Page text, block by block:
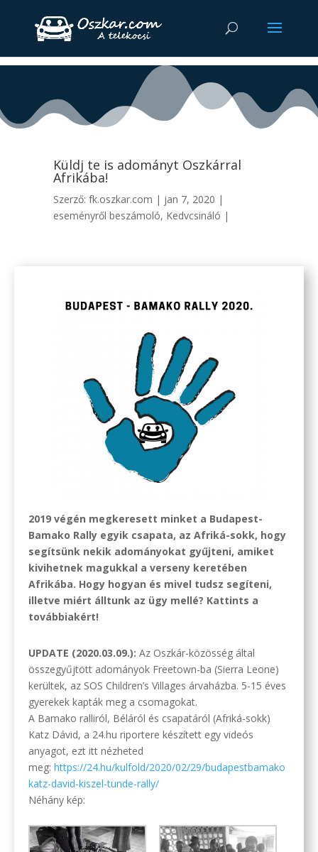
Küldj te is adományt Oszkárral
Afrikába!
Szerző: fk.oszkar.com | jan 7, 2020 |
eseményről beszámoló, Kedvcsináló |
2019 végén megkeresett minket a Budapest-
Bamako Rally egyik csapata, az Afriká-sokk, hogy
segítsünk nekik adományokat gyűjteni, amiket
kivihetnek magukkal a verseny keretében
Afrikába. Hogy hogyan és mivel tudsz segíteni,
illetve miért álltunk az ügy mellé? Kattints a
továbbiakért!
UPDATE (2020.03.09.): Az Oszkár-közösség által
összegyűjtött adományok Freetown-ba (Sierra Leone)
kerültek, az SOS Children’s Villages árvaházba. 5-15 éves
gyerekek kapták meg a csomagokat.
A Bamako ralliról, Béláról és csapatáról (Afriká-sokk)
Katz Dávid, a 24.hu riportere készített egy videós
anyagot, ezt itt nézheted
meg: https://24.hu/kulfold/2020/02/29/budapestbamako
katz-david-kiszel-tunde-rally/
Néhány kép: